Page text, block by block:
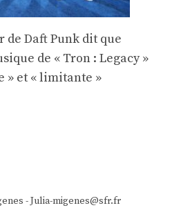
de Daft Punk dit que
de « Tron : Legacy »
» et « limitante »
- Julia-migenes@sfr.fr